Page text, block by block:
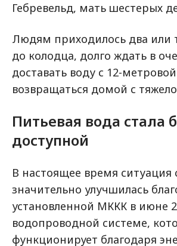
Гебревельд, мать шестерых
Людям приходилось два или
до колодца, долго ждать в
доставать воду с 12-
возвращаться домой с
Питьевая вода стала
доступной
В настоящее время ситуация
значительно улучшилась
установленной МККК в июне
водопроводной системе,
функционирует благодаря